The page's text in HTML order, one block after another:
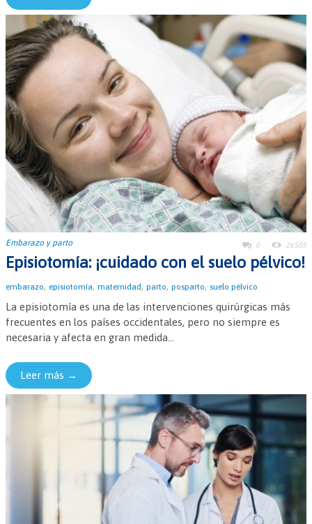
Embarazo y parto 0 26505
Episiotomía: ¡cuidado con el suelo pélvico!
embarazo, episiotomía, maternidad, parto, posparto, suelo pélvico
La episiotomía es una de las intervenciones quirúrgicas más
frecuentes en los países occidentales, pero no siempre es
necesaria y afecta en gran medida...
Leer más →